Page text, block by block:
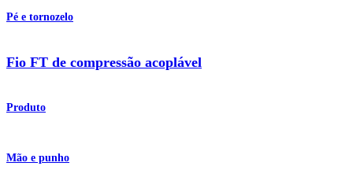
Pé e tornozelo
Fio FT de compressão acoplável
Produto
Mão e punho